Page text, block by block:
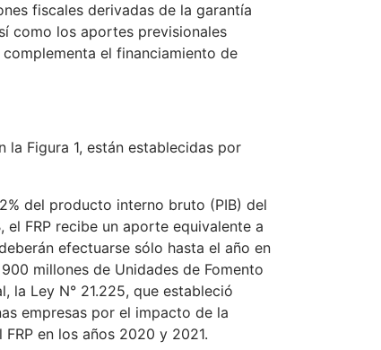
fiscales derivadas de la garantía
como los aportes previsionales
el financiamiento de
Figura 1, están establecidas por
del producto interno bruto (PIB) del
FRP recibe un aporte equivalente a
efectuarse sólo hasta el año en
millones de Unidades de Fomento
la Ley N° 21.225, que estableció
empresas por el impacto de la
en los años 2020 y 2021.